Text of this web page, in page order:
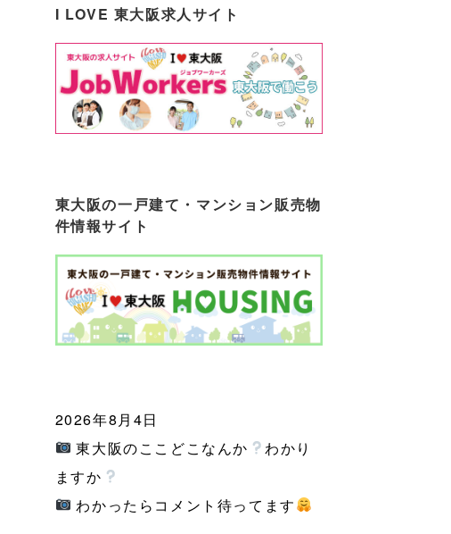
I LOVE 東大阪求人サイト
東大阪の一戸建て・マンション販売物
件情報サイト
2026年8月4日
東大阪のここどこなんか
わかり
ますか
わかったらコメント待ってます